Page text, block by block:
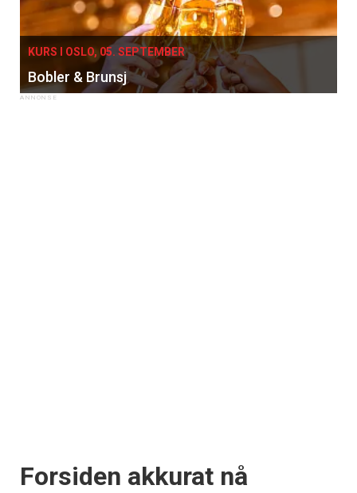
KURS I OSLO, 05. SEPTEMBER
Bobler & Brunsj
Forsiden akkurat nå